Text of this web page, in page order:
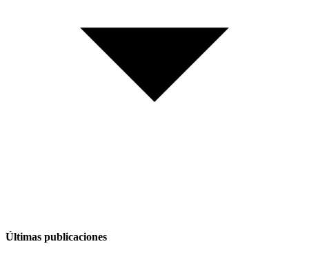
Últimas publicaciones